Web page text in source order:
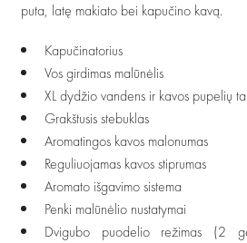
puta, latę makiato bei kapučino kavą.
Kapučinatorius
Vos girdimas malūnėlis
XL dydžio vandens ir kavos pupelių
Grakštusis stebuklas
Aromatingos kavos malonumas
Reguliuojamas kavos stiprumas
Aromato išgavimo sistema
Penki malūnėlio nustatymai
Dvigubo puodelio režimas (2